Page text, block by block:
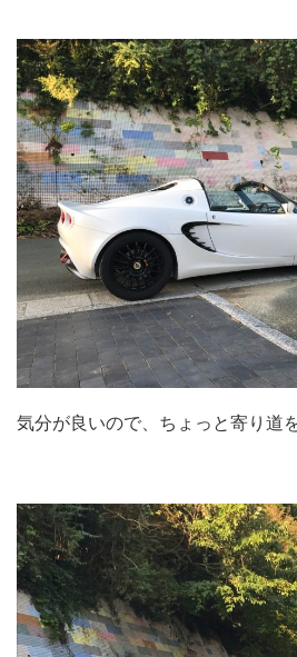
気分が良いので、ちょっと寄り道